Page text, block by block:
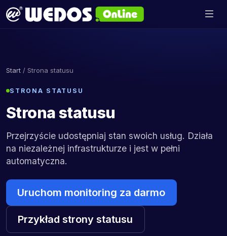
Start / Strona statusu
STRONA STATUSU
Strona statusu
Przejrzyście udostępniaj stan swoich usług. Działa
na niezależnej infrastrukturze i jest w pełni
automatyczna.
Uruchom monitoring za darmo
Przykład strony statusu